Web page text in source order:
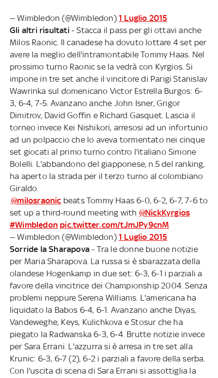
— Wimbledon (@Wimbledon) 1 Luglio 2015
Gli altri risultati - Stacca il pass per gli ottavi anche
Milos Raonic. Il canadese ha dovuto lottare 4 set per
avere la meglio dell'intramontabile Tommy Haas. Nel
prossimo turno Raonic se la vedrà con Kyrgios. Si
impone in tre set anche il vincitore di Parigi Stanislav
Wawrinka sul domenicano Victor Estrella Burgos: 6-
3, 6-4, 7-5. Avanzano anche John Isner, Grigor
Dimitrov, David Goffin e Richard Gasquet. Lascia il
torneo invece Kei Nishikori, arresosi ad un infortunio
ad un polpaccio che lo aveva tormentato nei cinque
set giocati al primo turno contro l'italiano Simone
Bolelli. L'abbandono del giapponese, n.5 del ranking,
ha aperto la strada per il terzo turno al colombiano
Giraldo.
.@milosraonic beats Tommy Haas 6-0, 6-2, 6-7, 7-6 to
set up a third-round meeting with @NickKyrgios
#Wimbledon pic.twitter.com/tJmJPy9cnM
— Wimbledon (@Wimbledon) 1 Luglio 2015
Sorride la Sharapova- Tra le donne buone notizie
per Maria Sharapova. La russa si è sbarazzata della
olandese Hogenkamp in due set: 6-3, 6-1 i parziali a
favore della vincitrice dei Championship 2004. Senza
problemi neppure Serena Williams. L'americana ha
liquidato la Babos 6-4, 6-1. Avanzano anche Diyas,
Vandeweghe, Keys, Kulichkova e Stosur che ha
piegato la Radwanska 6-3, 6-4. Brutte notizie invece
per Sara Errani. L'azzurra si è arresa in tre set alla
Krunic: 6-3, 6-7 (2), 6-2 i parziali a favore della serba.
Con l'uscita di scena di Sara Errani si assottiglia la